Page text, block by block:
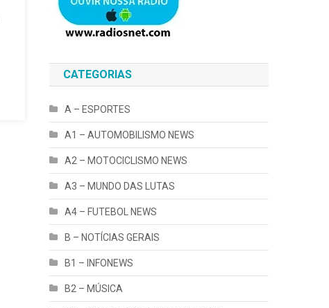
CATEGORIAS
A – ESPORTES
A1 – AUTOMOBILISMO NEWS
A2 – MOTOCICLISMO NEWS
A3 – MUNDO DAS LUTAS
A4 – FUTEBOL NEWS
B – NOTÍCIAS GERAIS
B1 – INFONEWS
B2 – MÚSICA